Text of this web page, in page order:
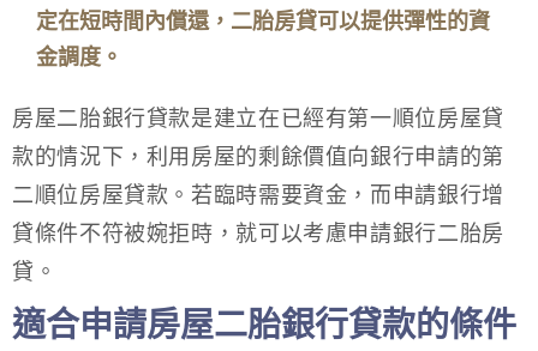
定在短時間內償還，二胎房貸可以提供彈性的資
金調度。
房屋二胎銀行貸款是建立在已經有第一順位房屋貸
款的情況下，利用房屋的剩餘價值向銀行申請的第
二順位房屋貸款。若臨時需要資金，而申請銀行增
貸條件不符被婉拒時，就可以考慮申請銀行二胎房
貸。
適合申請房屋二胎銀行貸款的條件